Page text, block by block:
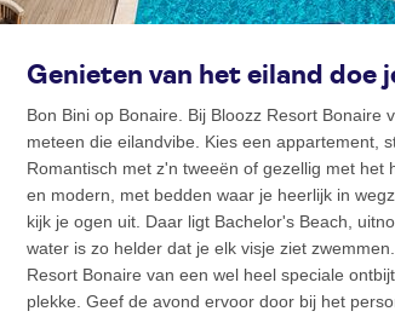
Genieten van het eiland doe
Bon Bini op Bonaire. Bij Bloozz Resort Bonaire
meteen die eilandvibe. Kies een appartement,
Romantisch met z'n tweeën of gezellig met het
en modern, met bedden waar je heerlijk in
kijk je ogen uit. Daar ligt Bachelor's Beach,
water is zo helder dat je elk visje ziet
Resort Bonaire van een wel heel speciale
plekke. Geef de avond ervoor door bij het